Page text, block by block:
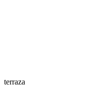
terraza